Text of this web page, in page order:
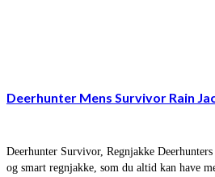
Deerhunter Mens Survivor Rain
Deerhunter Survivor, Regnjakke
og smart regnjakke, som du altid kan have